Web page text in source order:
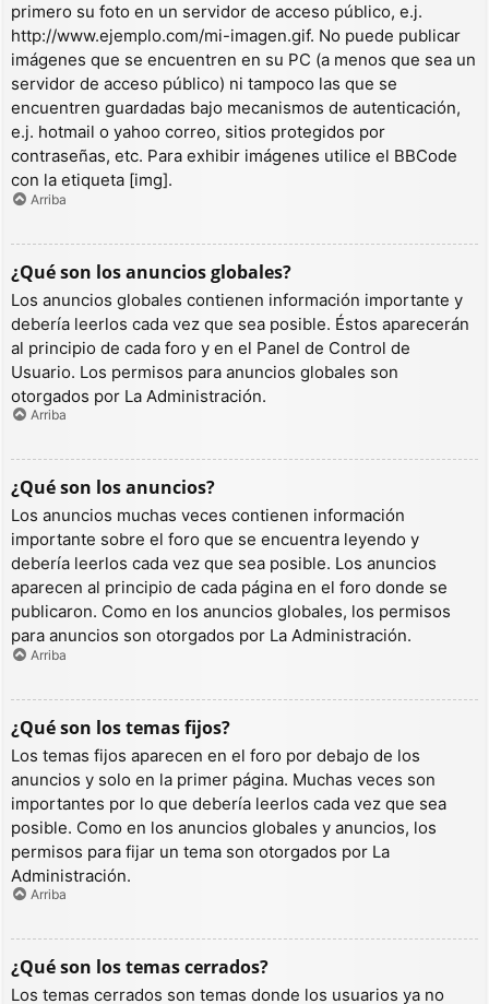
primero su foto en un servidor de acceso público, e.j.
http://www.ejemplo.com/mi-imagen.gif. No puede publicar
imágenes que se encuentren en su PC (a menos que sea un
servidor de acceso público) ni tampoco las que se
encuentren guardadas bajo mecanismos de autenticación,
e.j. hotmail o yahoo correo, sitios protegidos por
contraseñas, etc. Para exhibir imágenes utilice el BBCode
con la etiqueta [img].
Arriba
¿Qué son los anuncios globales?
Los anuncios globales contienen información importante y
debería leerlos cada vez que sea posible. Éstos aparecerán
al principio de cada foro y en el Panel de Control de
Usuario. Los permisos para anuncios globales son
otorgados por La Administración.
Arriba
¿Qué son los anuncios?
Los anuncios muchas veces contienen información
importante sobre el foro que se encuentra leyendo y
debería leerlos cada vez que sea posible. Los anuncios
aparecen al principio de cada página en el foro donde se
publicaron. Como en los anuncios globales, los permisos
para anuncios son otorgados por La Administración.
Arriba
¿Qué son los temas fijos?
Los temas fijos aparecen en el foro por debajo de los
anuncios y solo en la primer página. Muchas veces son
importantes por lo que debería leerlos cada vez que sea
posible. Como en los anuncios globales y anuncios, los
permisos para fijar un tema son otorgados por La
Administración.
Arriba
¿Qué son los temas cerrados?
Los temas cerrados son temas donde los usuarios ya no